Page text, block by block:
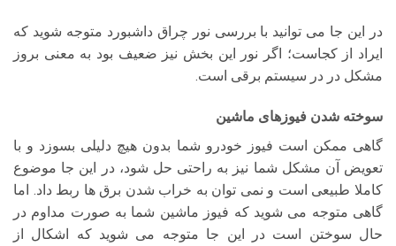
در این جا می توانید با بررسی نور چراق داشبورد متوجه شوید که
ایراد از کجاست؛ اگر نور این بخش نیز ضعیف بود به معنی بروز
مشکل در در سیستم برقی است.
سوخته شدن فیوزهای ماشین
گاهی ممکن است فیوز خودرو شما بدون هیچ دلیلی بسوزد و با
تعویض آن مشکل شما نیز به راحتی حل شود، در این جا موضوع
کاملا طبیعی است و نمی توان به خراب شدن برق ها ربط داد. اما
گاهی متوجه می شوید که فیوز ماشین شما به صورت مداوم در
حال سوختن است در این جا متوجه می شوید که اشکال از